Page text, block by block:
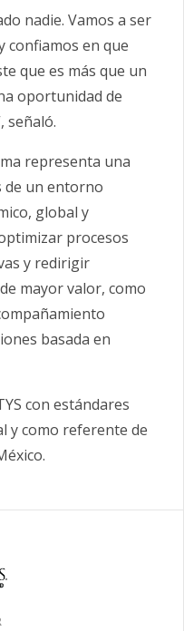
nadie. Vamos a ser
confiamos en que
que es más que un
oportunidad de
señaló.
representa una
de un entorno
global y
procesos
y redirigir
mayor valor, como
basada en
con estándares
y como referente de